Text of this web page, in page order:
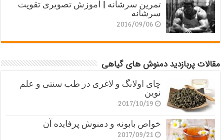
تمرین سرشانه | آموزش تصویری تقویت
سرشانه
2016/09/06
مقالات پربازدید دمنوش های گیاهی
چای اولانگ و لاغری در طب سنتی و علم
نوین
2017/10/19
خواص بابونه و دمنوش پرفایده آن
2017/09/21